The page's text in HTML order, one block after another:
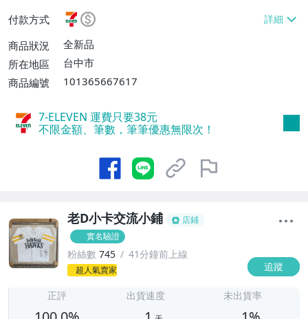
EVEN取貨不付款【單件運費$38】、宅配/
貨運【單件運費$60、消費滿$1000免運
費】、郵局掛號【單件運費$31、滿10件或
消費滿$700免運費】、低溫配送【單件運
付款方式
商品狀況
全新品
所在地區
台中市
商品編號
101365667617
7-ELEVEN 運費只要38元
不限金額、筆數，筆筆優惠無限次！
老D小卡交流小鋪
店鋪
實名驗證
粉絲數 745 41分鐘前上線
超人氣賣家 追蹤
正評 出貨速度 未出貨率